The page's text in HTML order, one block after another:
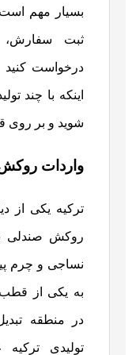
بسیار مهم
ثبت سفارش،
درخواست کنید
اینکه با چند
شوید و بر روی
واردات
ترکیه یکی از
روکش صندلی
نساجی و چرم
به یکی از
در منطقه
تولیدی